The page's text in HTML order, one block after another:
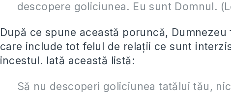
descopere goliciunea. Eu sunt Domnul.
După ce spune această poruncă,
care include tot felul de relaţii ce sunt
incestul. Iată această listă:
Să nu descoperi goliciunea tatălui tău,